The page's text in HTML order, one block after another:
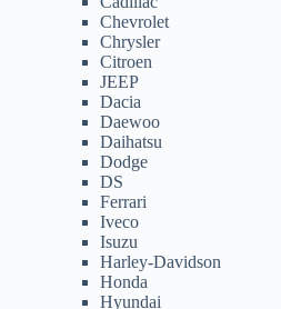
Chevrolet
Chrysler
Citroen
JEEP
Dacia
Daewoo
Daihatsu
Dodge
DS
Ferrari
Iveco
Isuzu
Harley-Davidson
Honda
Hyundai